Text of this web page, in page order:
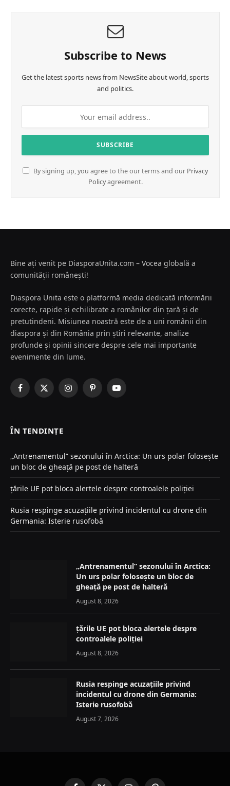
Subscribe to News
Get the latest sports news from NewsSite about world, sports
and politics.
By signing up, you agree to the our terms and our Privacy
Policyagreement.
Bine ați venit pe DiasporaUnita.com – Vocea globală a
comunității românești!
Diaspora Unita este o platformă media dedicată informării
corecte, rapide și echilibrate a românilor din țară și de
pretutindeni. Misiunea noastră este de a uni românii din
diaspora și din România prin știri relevante, analize
profunde și opinii sincere despre cele mai importante
evenimente din lume.
Facebook
X
InstagramPinterestYouTube
ÎN TENDINȚE
„Antrenamentul” sezonului în Arctica: Un urs polar folosește
un bloc de gheață pe post de halteră
țările UE pot bloca alertele despre controalele poliției
Rusia respinge acuzațiile privind incidentul cu drone din
Germania: Isterie rusofobă
„Antrenamentul” sezonului în Arctica:
Un urs polar folosește un bloc de
gheață pe post de halteră
August 8, 2026
țările UE pot bloca alertele despre
controalele poliției
August 8, 2026
Rusia respinge acuzațiile privind
incidentul cu drone din Germania:
Isterie rusofobă
August 7, 2026